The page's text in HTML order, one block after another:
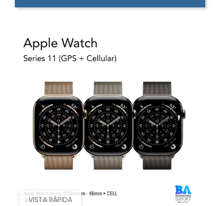
VISTA RÁPIDA